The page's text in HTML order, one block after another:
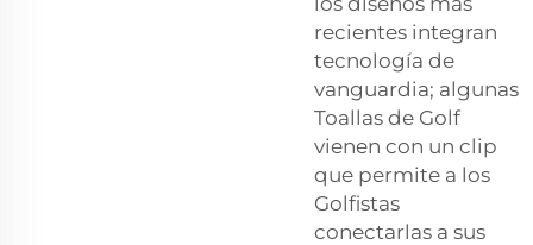
recientes integran
tecnología de
vanguardia; algunas
Toallas de Golf
vienen con un clip
que permite a los
Golfistas
conectarlas a sus